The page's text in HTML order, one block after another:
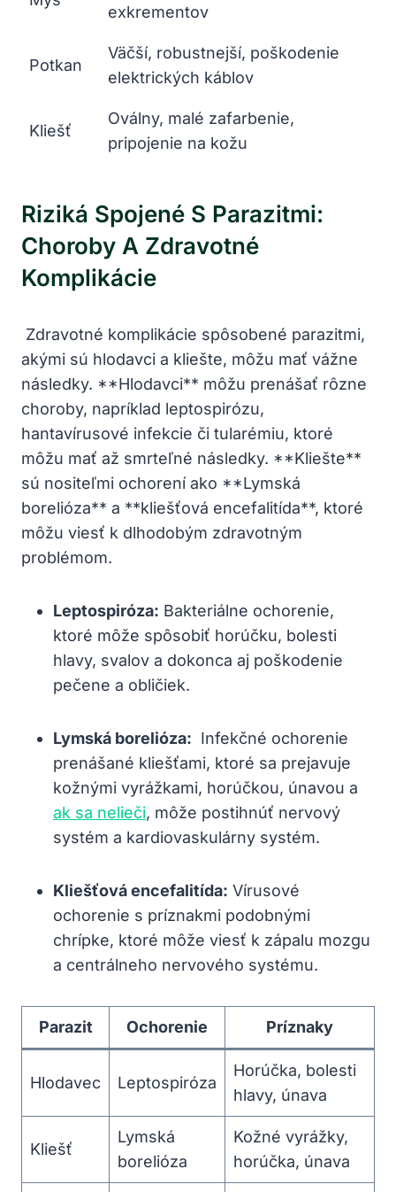
exkrementov
Potkan
Väčší, robustnejší, poškodenie
elektrických káblov
Kliešť
Oválny, malé zafarbenie,⁢
pripojenie na kožu
Riziká ​spojené‌ S‌ Parazitmi:
Choroby ‍a Zdravotné
Komplikácie
⁣ Zdravotné komplikácie⁢ spôsobené parazitmi,
akými ⁤sú hlodavci a kliešte, ‍môžu‌ mať vážne
následky. ​**Hlodavci** môžu⁤ prenášať rôzne⁣
choroby,⁢ napríklad leptospirózu,
hantavírusové ‌infekcie či tularémiu,‍ ktoré
môžu mať až smrteľné následky. **Kliešte**
sú nositeľmi ochorení ⁢ako **Lymská⁣
borelióza** a **kliešťová encefalitída**,‌ ktoré
môžu viesť k dlhodobým zdravotným
problémom.
Leptospiróza: Bakteriálne ochorenie,
ktoré môže⁣ spôsobiť horúčku, ⁣bolesti⁣
hlavy, svalov a dokonca aj ⁤poškodenie
pečene⁢ a obličiek.
Lymská ⁣borelióza: ​ Infekčné ochorenie
prenášané kliešťami, ktoré sa prejavuje
kožnými⁤ vyrážkami, horúčkou, únavou a
ak sa nelieči, môže postihnúť nervový
systém a kardiovaskulárny ⁣systém.
Kliešťová encefalitída: ⁤Vírusové
ochorenie s príznakmi⁢ podobnými
chrípke, ktoré môže viesť k zápalu mozgu
a centrálneho nervového systému.
Parazit Ochorenie Príznaky
Hlodavec Leptospiróza
Horúčka,​ bolesti
⁢hlavy, únava
Kliešť
Lymská
borelióza
Kožné vyrážky,⁤
horúčka, únava